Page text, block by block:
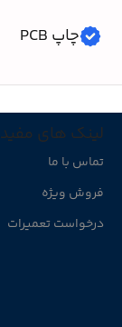
چاپ PCB
لینک های مفید
تماس با ما
فروش ویژه
درخواست تعمیرات